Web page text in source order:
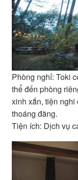
Phòng nghỉ: Toki
thể đến phòng
xinh xắn, tiện
thoáng đãng.
Tiện ích: Dịch vụ